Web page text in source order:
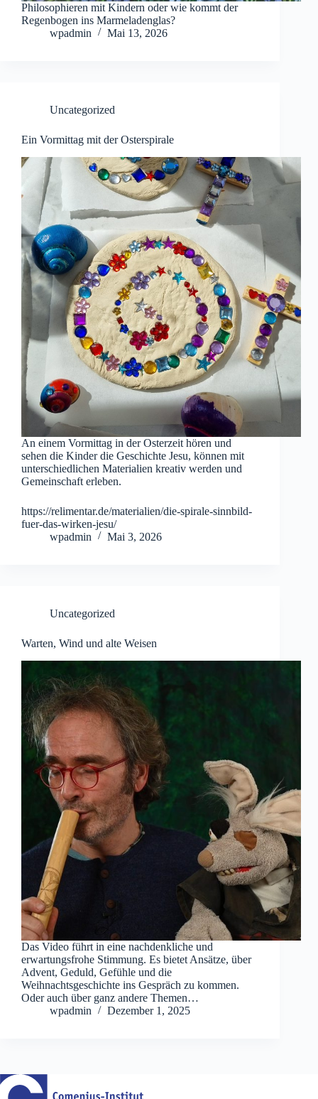
Philosophieren mit Kindern oder wie kommt der
Regenbogen ins Marmeladenglas?
wpadmin
Mai 13, 2026
Uncategorized
Ein Vormittag mit der Osterspirale
An einem Vormittag in der Osterzeit hören und
sehen die Kinder die Geschichte Jesu, können mit
unterschiedlichen Materialien kreativ werden und
Gemeinschaft erleben.
https://relimentar.de/materialien/die-spirale-sinnbild-
fuer-das-wirken-jesu/
wpadmin
Mai 3, 2026
Uncategorized
Warten, Wind und alte Weisen
Das Video führt in eine nachdenkliche und
erwartungsfrohe Stimmung. Es bietet Ansätze, über
Advent, Geduld, Gefühle und die
Weihnachtsgeschichte ins Gespräch zu kommen.
Oder auch über ganz andere Themen…
wpadmin
Dezember 1, 2025